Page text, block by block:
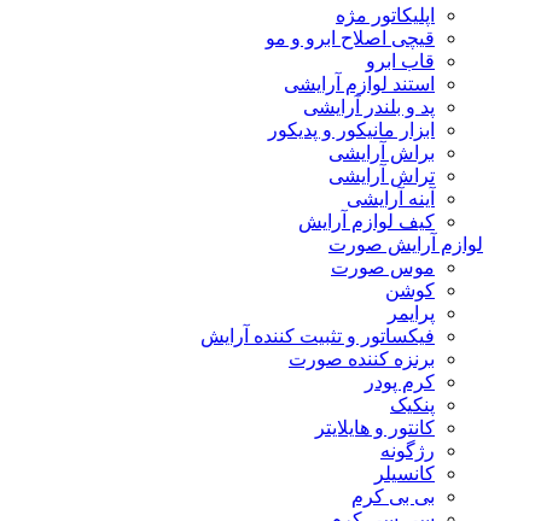
اپلیکاتور مژه
قیچی اصلاح ابرو و مو
قاب ابرو
استند لوازم آرایشی
پد و بلندر آرایشی
ابزار مانیکور و پدیکور
براش آرایشی
تراش آرایشی
آینه آرایشی
کیف لوازم آرایش
لوازم آرایش صورت
موس صورت
کوشن
پرایمر
فیکساتور و تثبیت کننده آرایش
برنزه کننده صورت
کرم پودر
پنکیک
کانتور و هایلایتر
رژگونه
کانسیلر
بی بی کرم